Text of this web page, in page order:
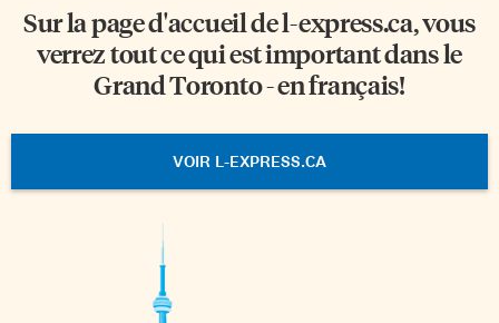
Sur la page d'accueil del-express.ca, vous
verrez tout ce qui est important dans le
Grand Toronto - en français!
VOIR L-EXPRESS.CA